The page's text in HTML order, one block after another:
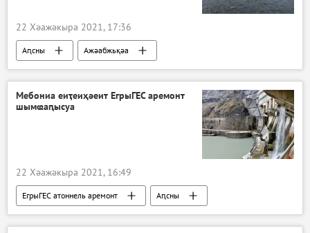
22 Хәажәкыра 2021, 17:36
Аԥсны Ажәабжьқәа
Мебониа еиҭеиҳәеит ЕгрыГЕС аремонт
шымҩаԥысуа
22 Хәажәкыра 2021, 16:49
ЕгрыГЕС атоннель аремонт
Аԥсны
Ажәабжьқәа